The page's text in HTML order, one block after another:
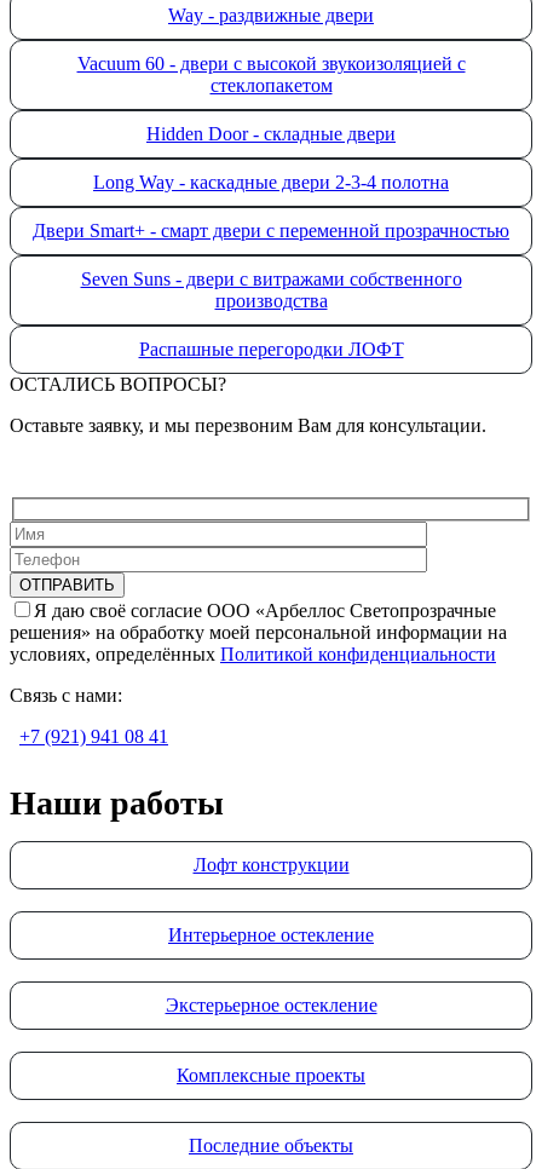
Way - раздвижные двери
Vacuum 60 - двери с высокой звукоизоляцией с
стеклопакетом
Hidden Door - складные двери
Long Way - каскадные двери 2-3-4 полотна
Двери Smart+ - смарт двери с переменной прозрачностью
Seven Suns - двери с витражами собственного
производства
Распашные перегородки ЛОФТ
ОСТАЛИСЬ ВОПРОСЫ?
Оставьте заявку, и мы перезвоним Вам для консультации.
Я даю своё согласие ООО «Арбеллос Светопрозрачные
решения» на обработку моей персональной информации на
условиях, определённых Политикой конфиденциальности
Связь с нами:
+7 (921) 941 08 41
Наши работы
Лофт конструкции
Интерьерное остекление
Экстерьерное остекление
Комплексные проекты
Последние объекты